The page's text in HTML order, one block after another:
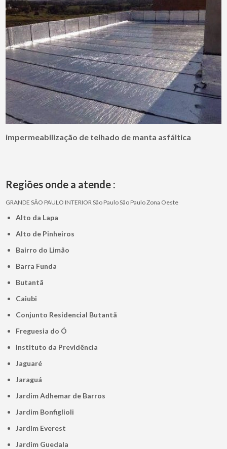
impermeabilização de telhado de manta asfáltica
Regiões onde a atende :
GRANDE SÃO PAULO INTERIORSão PauloSão PauloZona Oeste
Alto da Lapa
Alto de Pinheiros
Bairro do Limão
Barra Funda
Butantã
Caiubi
Conjunto Residencial Butantã
Freguesia do Ó
Instituto da Previdência
Jaguaré
Jaraguá
Jardim Adhemar de Barros
Jardim Bonfiglioli
Jardim Everest
Jardim Guedala